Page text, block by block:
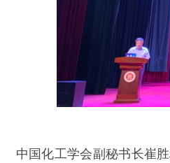
中国化工学会副秘书长崔胜